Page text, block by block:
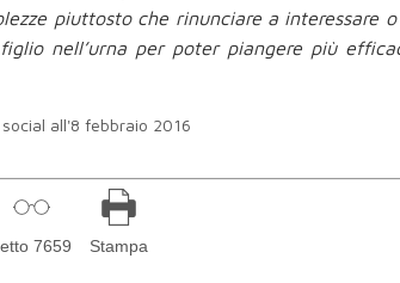
piuttosto che rinunciare a interessare
nell’urna per poter piangere più
social all'8 febbraio 2016
7659 Stampa